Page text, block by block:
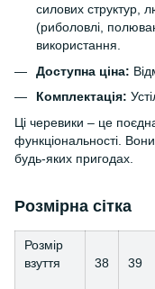
силових структур,
(риболовлі,
використання.
Доступна ціна:
Комплектація:
Ці черевики – це
функціональності.
будь-яких пригодах.
Розмірна сітка
Розмір
взуття
38 39